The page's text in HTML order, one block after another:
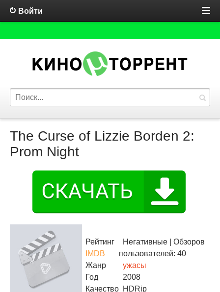
Войти
The Curse of Lizzie Borden 2:
Prom Night
Рейтинг
IMDB
Негативные | Обзоров
пользователей: 40
Жанр
ужасы
Год
2008
Качество HDRip